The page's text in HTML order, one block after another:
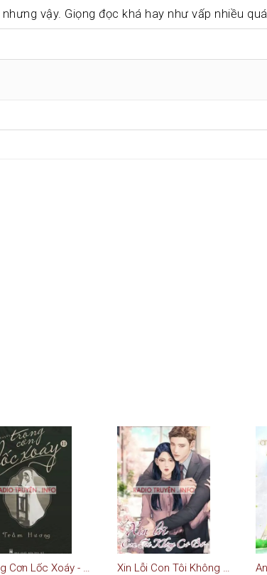
vậy. Giọng đọc khá hay như vấp nhiều quá.
Trong Cơn Lốc Xoáy - Truyện VOV Xin Lỗi Con Tôi Không Có Bố